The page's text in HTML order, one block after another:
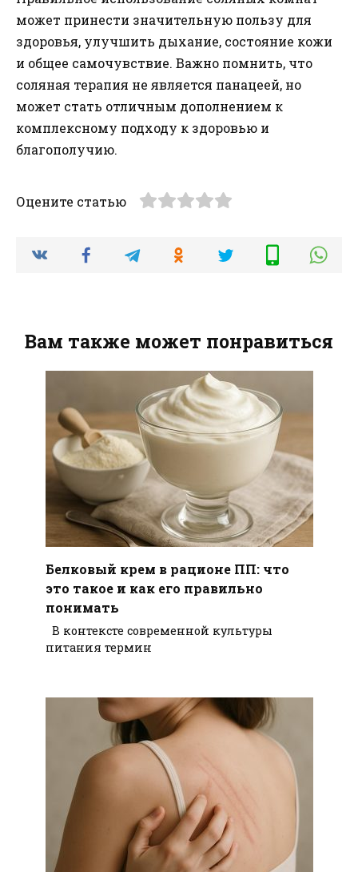
может принести значительную пользу для
здоровья, улучшить дыхание, состояние кожи
и общее самочувствие. Важно помнить, что
соляная терапия не является панацеей, но
может стать отличным дополнением к
комплексному подходу к здоровью и
благополучию.
Оцените статью
Вам также может понравиться
Белковый крем в рационе ПП: что
это такое и как его правильно
понимать
В контексте современной культуры
питания термин